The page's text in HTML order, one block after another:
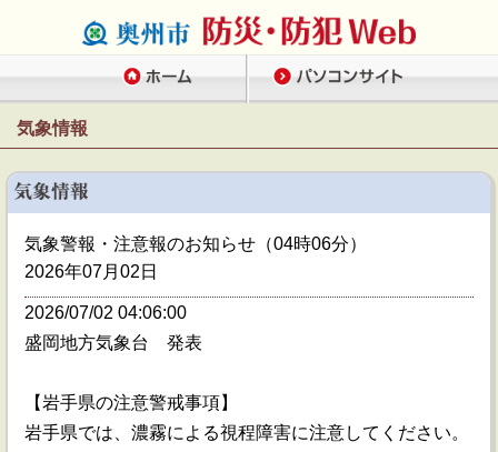
気象情報
気象警報・注意報のお知らせ（04時06分）
2026年07月02日
2026/07/02 04:06:00
盛岡地方気象台 発表
【岩手県の注意警戒事項】
岩手県では、濃霧による視程障害に注意してください。